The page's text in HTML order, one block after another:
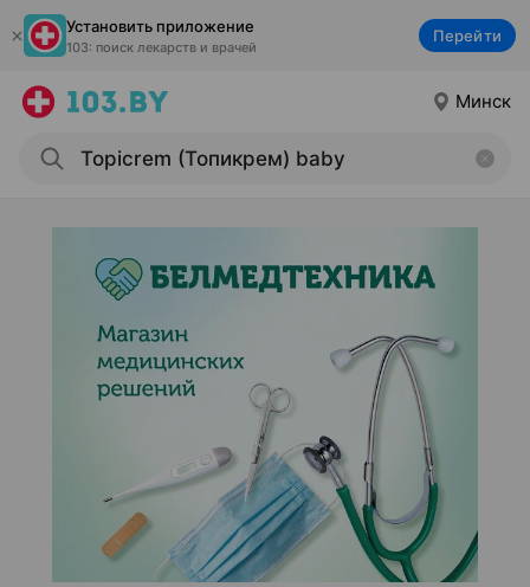
Установить приложение
103: поиск лекарств и врачей
Перейти
Минск